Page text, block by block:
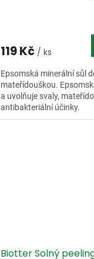
119 Kč / ks
Epsomská minerální sůl
mateřídouškou.
a uvolňuje svaly,
antibakteriální účinky.
Biotter Solný